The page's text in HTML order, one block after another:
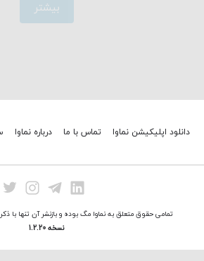
بیشتر
دانلود اپلیکیشن نماوا تماس با ما درباره نماوا
تمامی حقوق متعلق به نماوا مگ بوده و بازنشر آن تنها با
نسخه 1.2.20